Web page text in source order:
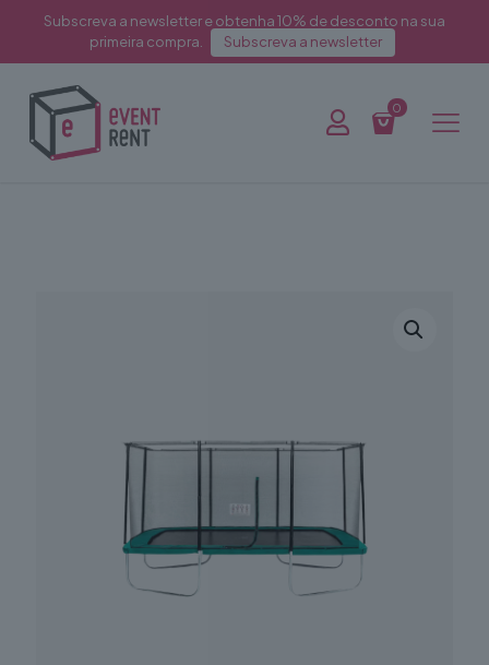
Subscreva a newsletter e obtenha 10% de desconto na sua
primeira compra.
Subscreva a newsletter
0